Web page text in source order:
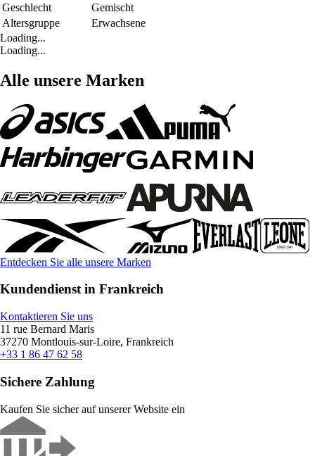
Geschlecht
Gemischt
Altersgruppe
Erwachsene
Loading...
Loading...
Alle unsere Marken
Entdecken Sie alle unsere Marken
Kundendienst in Frankreich
Kontaktieren Sie uns
11 rue Bernard Maris
37270 Montlouis-sur-Loire, Frankreich
+33 1 86 47 62 58
Sichere Zahlung
Kaufen Sie sicher auf unserer Website ein